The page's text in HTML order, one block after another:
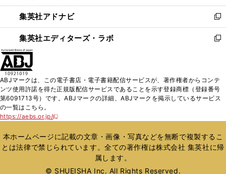
開
く
ウ
で
開
く
ン
ド
ウ
で
ウ
ィ
ン
ド
く
集英社アドナビ
新
し
い
ド
ウ
で
集英社エディターズ・ラボ
新
ィ
ン
ド
開
く
ABJマークは、この電子書店・電子書籍配信サービスが、著作権者からコンテ
ンツ使用許諾を得た正規版配信サービスであることを示す登録商標（登録番号
第6091713号）です。ABJマークの詳細、ABJマークを掲示しているサービス
の一覧はこちら。
https://aebs.or.jp/
新
い
ウ
ィ
本ホームページに記載の文章・画像・写真などを無断で複製するこ
とは法律で禁じられています。全ての著作権は株式会社 集英社に帰
属します。
© SHUEISHA Inc. All Rights Reserved.